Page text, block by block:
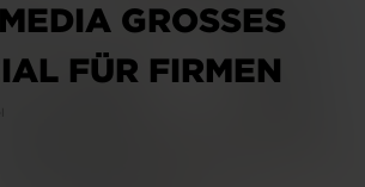
GROSSES P
FÜR FIRMEN